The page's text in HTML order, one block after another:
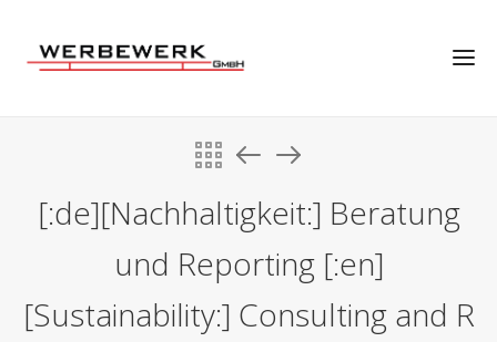
[:de][Nachhaltigkeit:] Beratung
und Reporting [:en]
[Sustainability:] Consulting and R